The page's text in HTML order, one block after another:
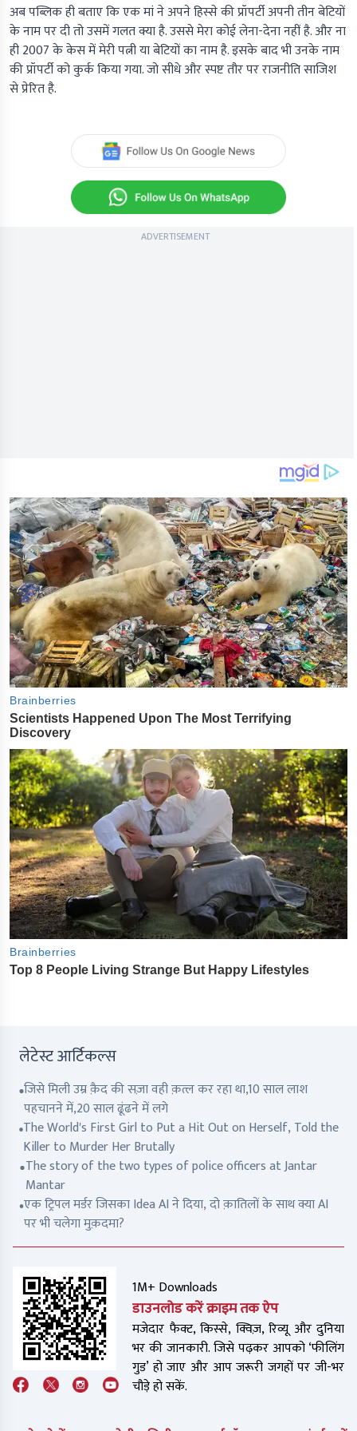
अब पब्लिक ही बताए कि एक मां ने अपने हिस्से की प्रॉपर्टी अपनी तीन बेटियों
के नाम पर दी तो उसमें गलत क्या है. उससे मेरा कोई लेना-देना नहीं है. और ना
ही 2007 के केस में मेरी पत्नी या बेटियों का नाम है. इसके बाद भी उनके नाम
की प्रॉपर्टी को कुर्क किया गया. जो सीधे और स्पष्ट तौर पर राजनीति साजिश
से प्रेरित है.
ADVERTISEMENT
लेटेस्ट आर्टिकल्स
जिसे मिली उम्र क़ैद की सज़ा वही क़त्ल कर रहा था,10 साल लाश
पहचानने में,20 साल ढूंढने में लगे
The World's First Girl to Put a Hit Out on Herself, Told the
Killer to Murder Her Brutally
The story of the two types of police officers at Jantar
Mantar
एक ट्रिपल मर्डर जिसका Idea AI ने दिया, दो क़ातिलों के साथ क्या AI
पर भी चलेगा मुक़दमा?
1M+ Downloads
डाउनलोड करें क्राइम तक ऐप
मजेदार फैक्ट, किस्से, क्विज़, रिव्यू और दुनिया
भर की जानकारी. जिसे पढ़कर आपको ‘फीलिंग
गुड’ हो जाए और आप जरूरी जगहों पर जी-भर
चौड़े हो सकें.